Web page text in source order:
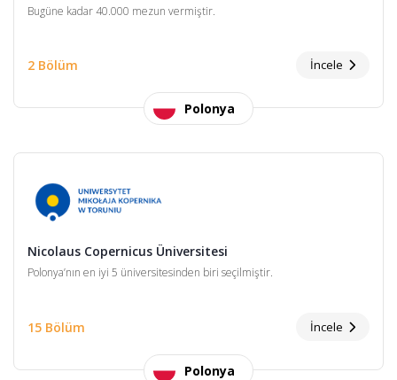
Bugüne kadar 40.000 mezun vermiştir.
2 Bölüm İncele
Polonya
Nicolaus Copernicus Üniversitesi
Polonya’nın en iyi 5 üniversitesinden biri seçilmiştir.
15 Bölüm İncele
Polonya